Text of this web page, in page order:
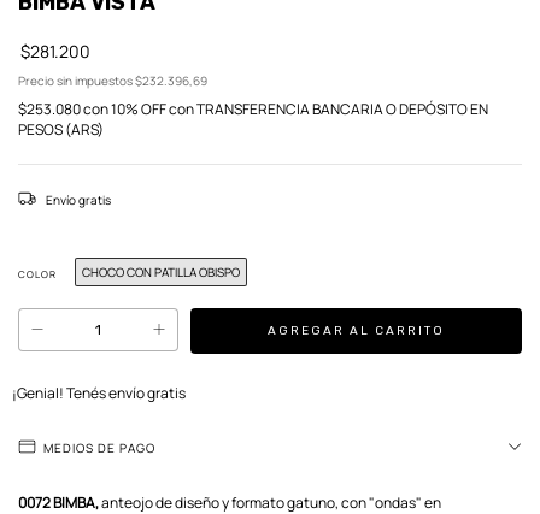
$281.200
Precio sin impuestos$232.396,69
$253.080con10% OFF con TRANSFERENCIA BANCARIA O DEPÓSITO EN
PESOS (ARS)
Envío gratis
COLOR CHOCO CON PATILLA OBISPO
¡Genial! Tenés envío gratis
MEDIOS DE PAGO
0072 BIMBA,anteojo de diseño y formato gatuno, con "ondas" en